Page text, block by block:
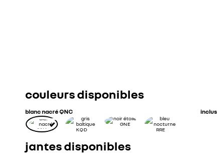
couleurs disponibles
blanc nacré QNC inclus
jantes disponibles